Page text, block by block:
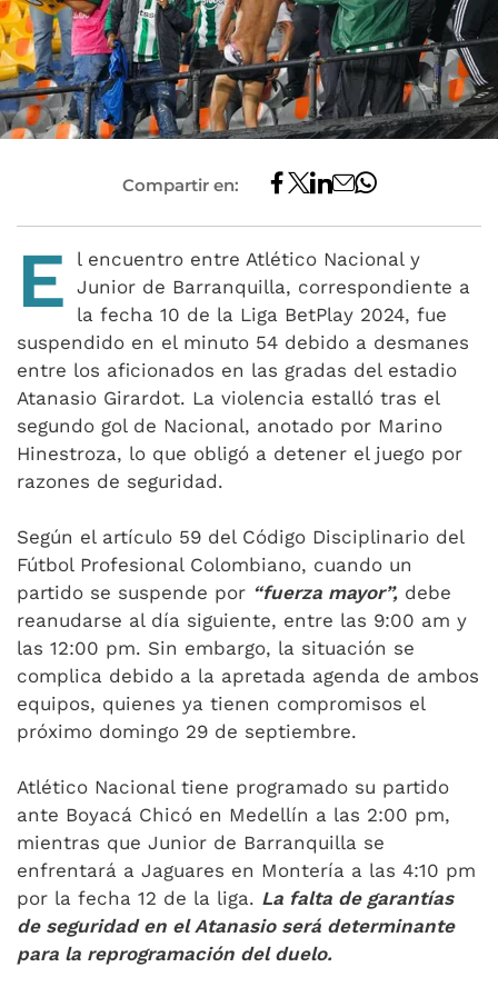
Compartir en:
E
l encuentro entre Atlético Nacional y
Junior de Barranquilla, correspondiente a
la fecha 10 de la Liga BetPlay 2024, fue
suspendido en el minuto 54 debido a desmanes
entre los aficionados en las gradas del estadio
Atanasio Girardot. La violencia estalló tras el
segundo gol de Nacional, anotado por Marino
Hinestroza, lo que obligó a detener el juego por
razones de seguridad.
Según el artículo 59 del Código Disciplinario del
Fútbol Profesional Colombiano, cuando un
partido se suspende por “fuerza mayor”, debe
reanudarse al día siguiente, entre las 9:00 am y
las 12:00 pm. Sin embargo, la situación se
complica debido a la apretada agenda de ambos
equipos, quienes ya tienen compromisos el
próximo domingo 29 de septiembre.
Atlético Nacional tiene programado su partido
ante Boyacá Chicó en Medellín a las 2:00 pm,
mientras que Junior de Barranquilla se
enfrentará a Jaguares en Montería a las 4:10 pm
por la fecha 12 de la liga. La falta de garantías
de seguridad en el Atanasio será determinante
para la reprogramación del duelo.